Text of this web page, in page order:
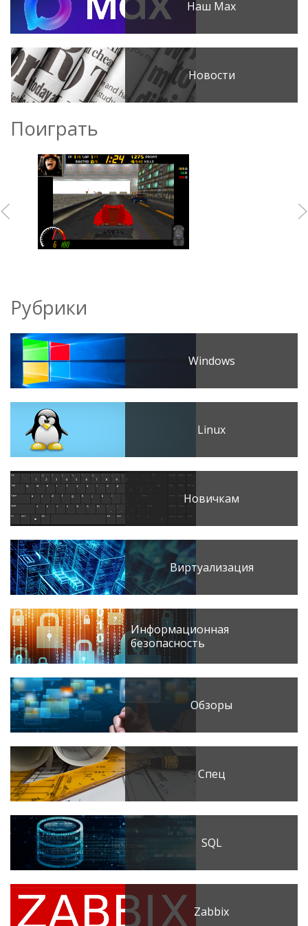
Наш Max
Новости
Поиграть
Рубрики
Windows
Linux
Новичкам
Виртуализация
Информационная
безопасность
Обзоры
Спец
SQL
Zabbix